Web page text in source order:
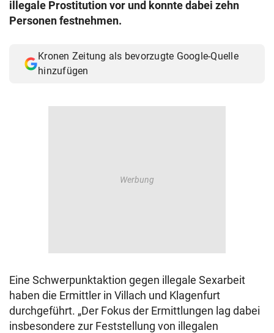
© Krone Multimedia GmbH & Co KG 2026
Muthgasse 2, 1190 Wien
illegale Prostitution vor und konnte dabei zehn
Personen festnehmen.
Kronen Zeitung als bevorzugte Google-Quelle
hinzufügen
Eine Schwerpunktaktion gegen illegale Sexarbeit
haben die Ermittler in Villach und Klagenfurt
durchgeführt. „Der Fokus der Ermittlungen lag dabei
insbesondere zur Feststellung von illegalen